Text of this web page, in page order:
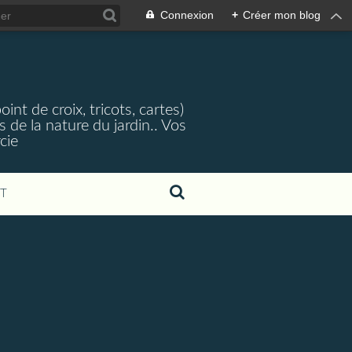
Connexion + Créer mon blog
de croix, tricots, cartes)
de la nature du jardin.. Vos